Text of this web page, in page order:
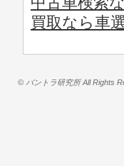
買取なら車
© バントラ研究所 All Rights